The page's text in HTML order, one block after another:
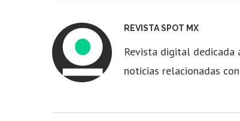
REVISTA SPOT MX
Revista digital dedicada
noticias relacionadas